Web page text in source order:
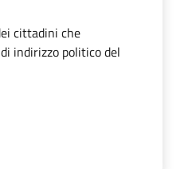
cittadini che
indirizzo politico del